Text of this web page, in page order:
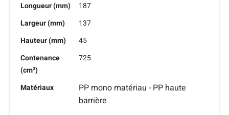
Longueur (mm)
187
Largeur (mm)
137
Hauteur (mm)
45
Contenance
(cm³)
725
Matériaux
PP mono matériau - PP haute
barrière